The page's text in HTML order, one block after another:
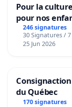
Pour la
pour nos
246 signatures
30 Signatures /
25 Jun 2026
du Québec
170 signatures